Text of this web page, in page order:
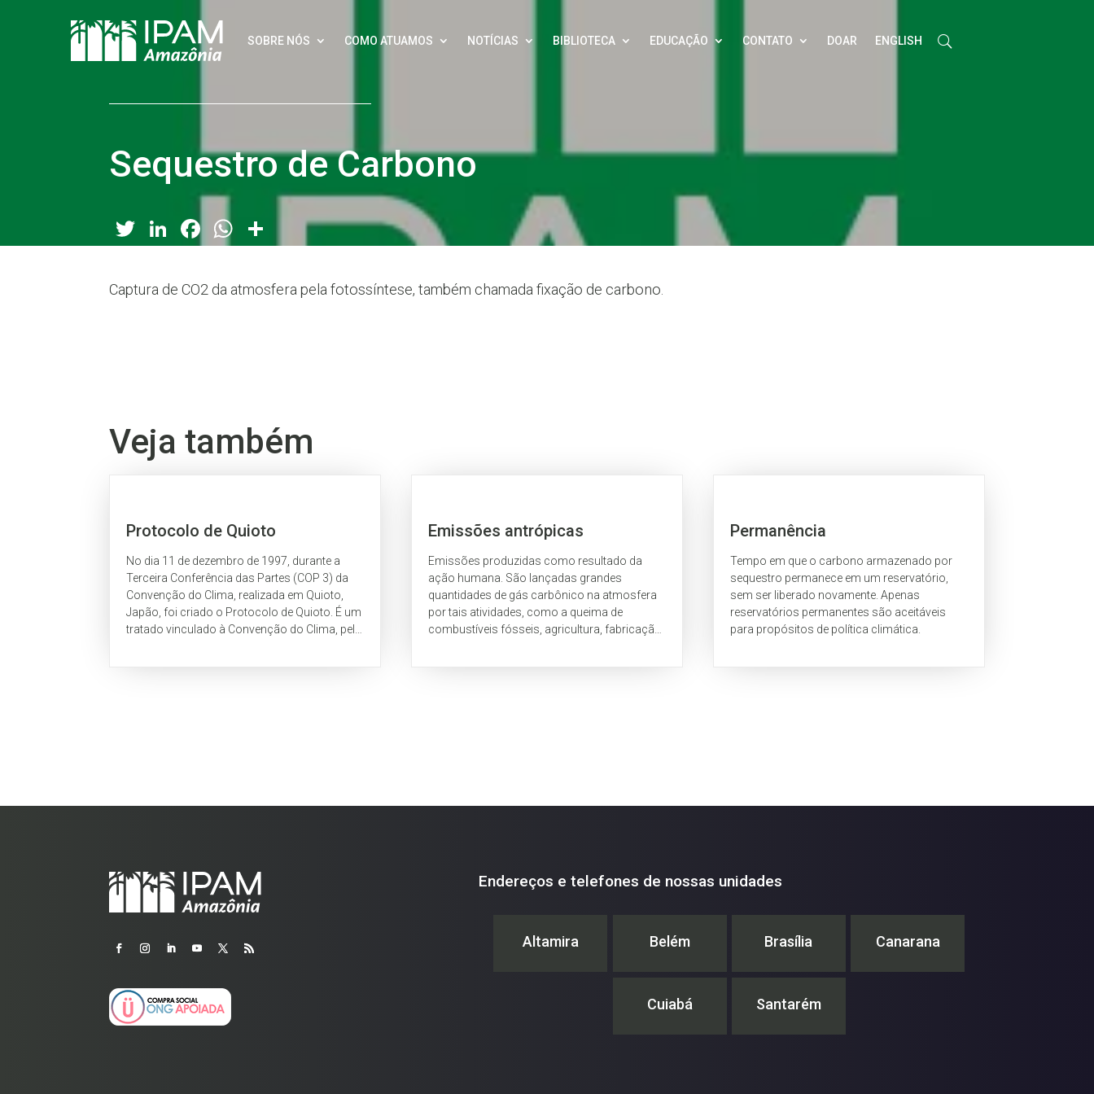
SOBRE NÓS COMO ATUAMOS NOTÍCIAS BIBLIOTECA EDUCAÇÃO CONTATO DOAR ENGLISH
Sequestro de Carbono
Twitter
LinkedIn
Facebook
WhatsApp
Share
Captura de CO2 da atmosfera pela fotossíntese, também chamada fixação de carbono.
Veja também
Protocolo de Quioto
No dia 11 de dezembro de 1997, durante a
Terceira Conferência das Partes (COP 3) da
Convenção do Clima, realizada em Quioto,
Japão, foi criado o Protocolo de Quioto. É um
tratado vinculado à Convenção do Clima, pelo
Emissões antrópicas
Emissões produzidas como resultado da
ação humana. São lançadas grandes
quantidades de gás carbônico na atmosfera
por tais atividades, como a queima de
combustíveis fósseis, agricultura, fabricação
Permanência
Tempo em que o carbono armazenado por
sequestro permanece em um reservatório,
sem ser liberado novamente. Apenas
reservatórios permanentes são aceitáveis
para propósitos de política climática.
Endereços e telefones de nossas unidades
Altamira Belém Brasília Canarana
Cuiabá Santarém